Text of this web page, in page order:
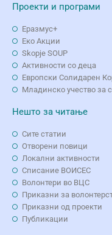
Проекти и програми
Еразмус+
Еко Aкции
Skopje SOUP
Активности со деца
Европски Солидарен
Младинско учество за
Нешто за читање
Сите статии
Отворени повици
Локални активности
Списание ВОИСЕС
Волонтери во ВЦС
Приказни за
Приказни од проекти
Публикации